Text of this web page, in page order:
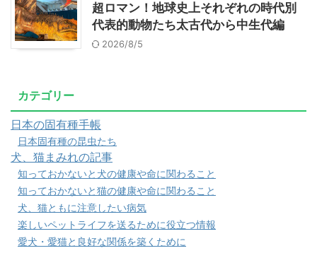
超ロマン！地球史上それぞれの時代別
代表的動物たち太古代から中生代編
2026/8/5
カテゴリー
日本の固有種手帳
日本固有種の昆虫たち
犬、猫まみれの記事
知っておかないと犬の健康や命に関わること
知っておかないと猫の健康や命に関わること
犬、猫ともに注意したい病気
楽しいペットライフを送るために役立つ情報
愛犬・愛猫と良好な関係を築くために